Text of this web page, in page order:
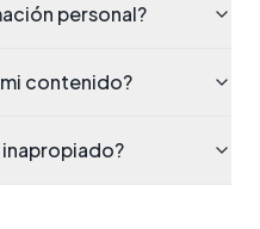
personal?
contenido?